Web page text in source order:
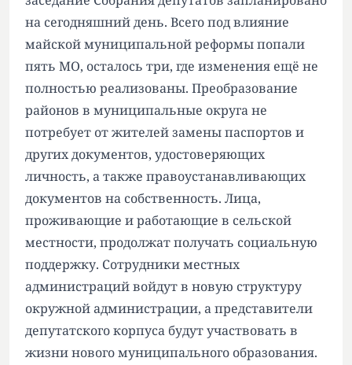
на сегодняшний день. Всего под влияние
майской муниципальной реформы попали
пять МО, осталось три, где изменения ещё не
полностью реализованы. Преобразование
районов в муниципальные округа не
потребует от жителей замены паспортов и
других документов, удостоверяющих
личность, а также правоустанавливающих
документов на собственность. Лица,
проживающие и работающие в сельской
местности, продолжат получать социальную
поддержку. Сотрудники местных
администраций войдут в новую структуру
окружной администрации, а представители
депутатского корпуса будут участвовать в
жизни нового муниципального образования.